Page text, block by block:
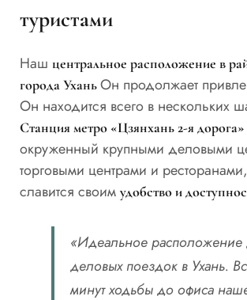
туристами
Наш центральное расположение в
города УханьОн продолжает
Он находится всего в нескольких
Станция метро «Цзянхань 2-я дорога»
окруженный крупными деловыми
торговыми центрами и
славится своим удобство и
«Идеальное расположение
деловых поездок в Ухань.
минут ходьбы до офиса